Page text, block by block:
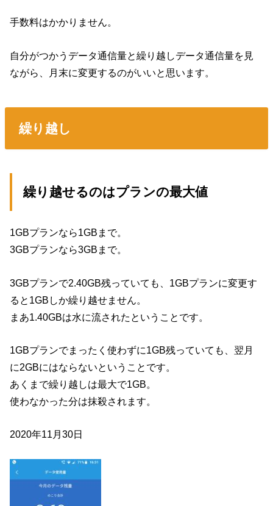
手数料はかかりません。
自分がつかうデータ通信量と繰り越しデータ通信量を見
ながら、月末に変更するのがいいと思います。
繰り越し
繰り越せるのはプランの最大値
1GBプランなら1GBまで。
3GBプランなら3GBまで。
3GBプランで2.40GB残っていても、1GBプランに変更す
ると1GBしか繰り越せません。
まあ1.40GBは水に流されたということです。
1GBプランでまったく使わずに1GB残っていても、翌月
に2GBにはならないということです。
あくまで繰り越しは最大で1GB。
使わなかった分は抹殺されます。
2020年11月30日